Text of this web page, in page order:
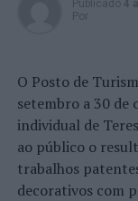
Publicado 4
Por
O Posto de
setembro a 30 de
individual de
ao público o
trabalhos
decorativos com